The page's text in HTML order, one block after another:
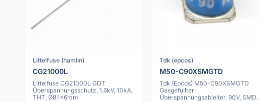
Littelfuse (hamlin)
CG21000L
Littelfuse CG21000L GDT
Überspannungsschutz, 1.6kV, 10kA,
THT, Ø8.1x6mm
Tdk (epcos)
M50-C90XSMGTD
Tdk (Epcos) M50-C90XSMGTD
Gasgefüllter
Überspannungsableiter, 90V, SMD,